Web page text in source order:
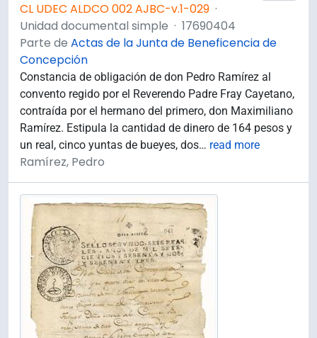
CL UDEC ALDCO 002 AJBC-v.1-029 ·
Unidad documental simple · 17690404
Parte de Actas de la Junta de Beneficencia de
Concepción
Constancia de obligación de don Pedro Ramírez al
convento regido por el Reverendo Padre Fray Cayetano,
contraída por el hermano del primero, don Maximiliano
Ramírez. Estipula la cantidad de dinero de 164 pesos y
un real, cinco yuntas de bueyes, dos… read more
Ramírez, Pedro